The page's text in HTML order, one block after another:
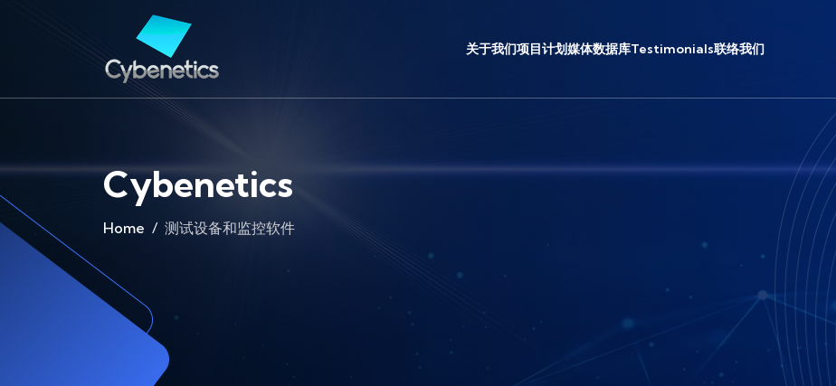
关于我们项目计划媒体数据库Testimonials联络我们
Cybenetics
Home 测试设备和监控软件